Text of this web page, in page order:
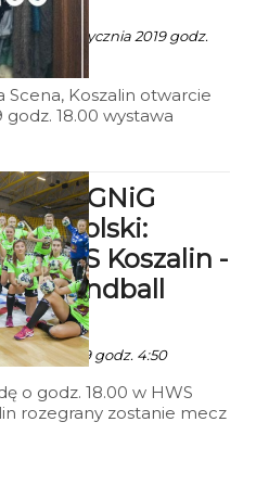
ma ponadprzeciętny dar
w różnego rodzaju
inf. - 2 Stycznia 2019 godz.
Scena, Koszalin otwarcie
godz. 18.00 wystawa
PGNiG
Polski:
AZS Koszalin -
Handball
2019 godz. 4:50
o godz. 18.00 w HWS
rozegrany zostanie mecz